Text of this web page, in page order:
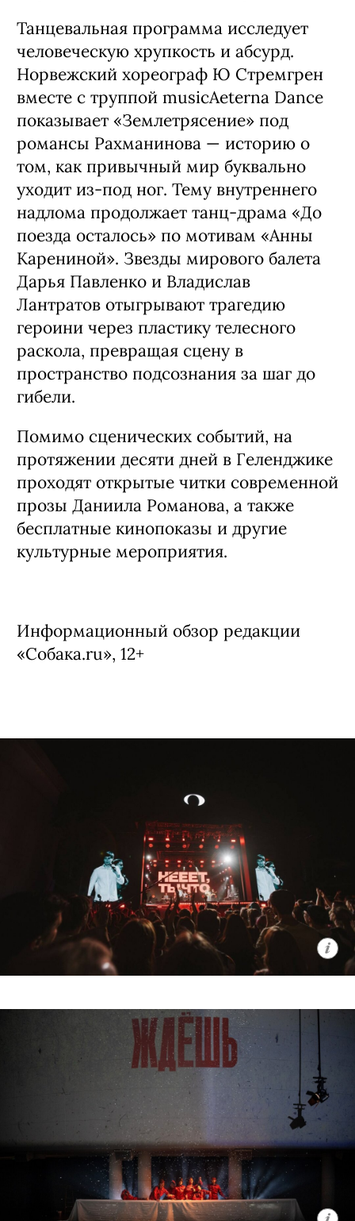
Танцевальная программа исследует
человеческую хрупкость и абсурд.
Норвежский хореограф Ю Стремгрен
вместе с труппой musicAeterna Dance
показывает «Землетрясение» под
романсы Рахманинова — историю о
том, как привычный мир буквально
уходит из-под ног. Тему внутреннего
надлома продолжает танц-драма «До
поезда осталось» по мотивам «Анны
Карениной». Звезды мирового балета
Дарья Павленко и Владислав
Лантратов отыгрывают трагедию
героини через пластику телесного
раскола, превращая сцену в
пространство подсознания за шаг до
гибели.
Помимо сценических событий, на
протяжении десяти дней в Геленджике
проходят открытые читки современной
прозы Даниила Романова, а также
бесплатные кинопоказы и другие
культурные мероприятия.
Информационный обзор редакции
«Собака.ru», 12+